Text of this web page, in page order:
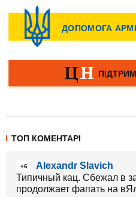
ТОП КОМЕНТАРІ
+6
Alexandr Slavich
Типичный кац. Сбежал в
продолжает фапать на